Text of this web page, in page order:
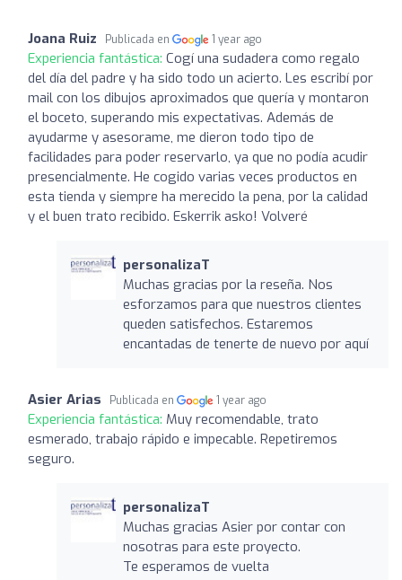
Joana Ruiz Publicada en 1 year ago
Experiencia fantástica: Cogí una sudadera como regalo
del día del padre y ha sido todo un acierto. Les escribí por
mail con los dibujos aproximados que quería y montaron
el boceto, superando mis expectativas. Además de
ayudarme y asesorame, me dieron todo tipo de
facilidades para poder reservarlo, ya que no podía acudir
presencialmente. He cogido varias veces productos en
esta tienda y siempre ha merecido la pena, por la calidad
y el buen trato recibido. Eskerrik asko! Volveré
personalizaT
Muchas gracias por la reseña. Nos
esforzamos para que nuestros clientes
queden satisfechos. Estaremos
encantadas de tenerte de nuevo por aquí
Asier Arias Publicada en 1 year ago
Experiencia fantástica: Muy recomendable, trato
esmerado, trabajo rápido e impecable. Repetiremos
seguro.
personalizaT
Muchas gracias Asier por contar con
nosotras para este proyecto.
Te esperamos de vuelta